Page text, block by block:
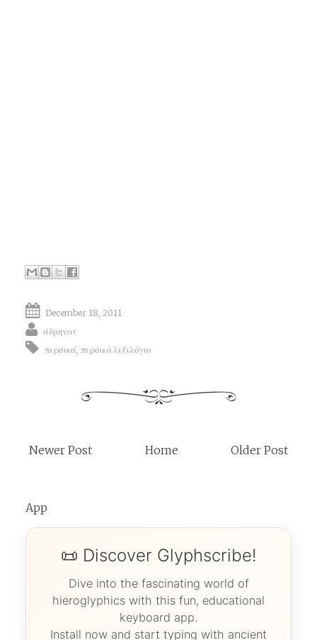
December 18, 2011
άδμηνας
περσικά, περσικό λεξιλόγιο
Newer Post Older Post
Home
App
📜 Discover Glyphscribe!
Dive into the fascinating world of
hieroglyphics with this fun, educational
keyboard app.
Install now and start typing with ancient